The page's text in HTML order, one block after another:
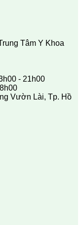
Tâm Y Khoa
- 21h00
Vườn Lài, Tp. Hồ